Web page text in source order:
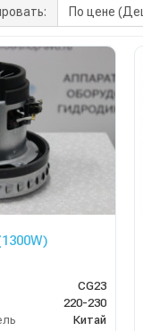
Ametek (1300W)
CG23
220-230
Китай